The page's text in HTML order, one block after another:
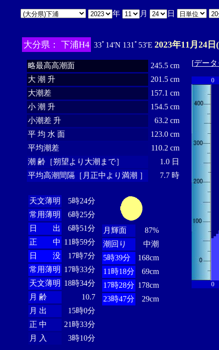
年 月 日
大分県： 下浦H4 33ﾟ14'N 131ﾟ53'E 2023年11月24日
略最高高潮面
245.5 cm
大 潮 升
201.5 cm
大潮差
157.1 cm
小 潮 升
154.5 cm
小潮差 升
63.2 cm
平 均 水 面
123.0 cm
平均潮差
110.2 cm
潮 齢［朔望より大潮まで］
1.0 日
平均高潮間隔［月正中より満潮 ］
7.7 時
天文薄明
5時24分
常用薄明
6時25分
日 出
6時51分
正 中 11時59分
日 没
17時7分
常用薄明 17時33分
天文薄明 18時34分
月 齢
10.7
月 出
15時0分
正 中
21時33分
月 入
3時10分
月輝面
87%
潮回り
中潮
5時39分
168cm
11時18分
69cm
17時28分 178cm
23時47分
29cm
[デー
0
0